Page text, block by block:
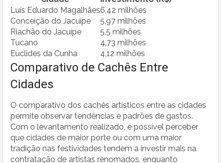
Luís Eduardo Magalhães6,42 milhões
Conceição do Jacuípe
5,97 milhões
Riachão do Jacuípe
5,5 milhões
Tucano
4,73 milhões
Euclides da Cunha
4,12 milhões
Comparativo de Cachês Entre
Cidades
O comparativo dos cachês artísticos entre as cidades
permite observar tendências e padrões de gastos.
Com o levantamento realizado, é possível perceber
que cidades de maior porte ou com uma maior
tradição nas festividades tendem a investir mais na
contratação de artistas renomados, enquanto